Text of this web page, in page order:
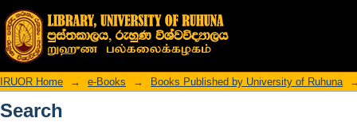
Search
IRUOR Home → e-Books → Books Published by University of Ruhuna
Search